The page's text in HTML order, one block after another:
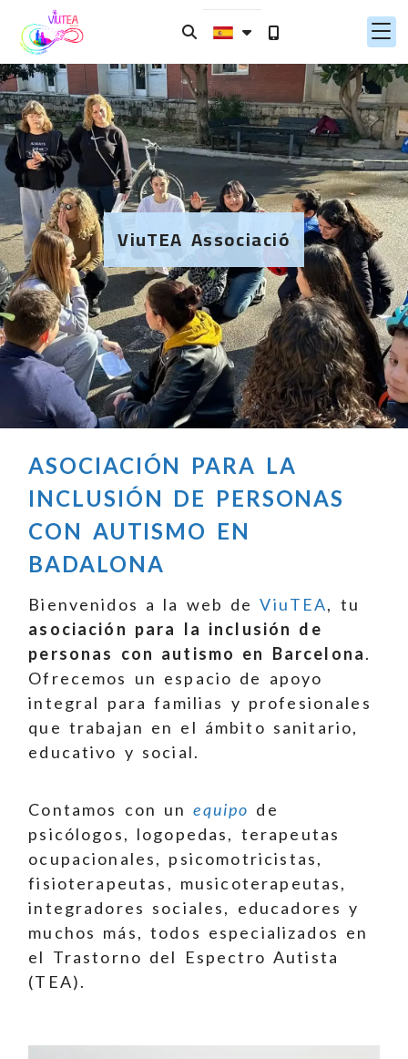
ViuTEA Associació
ASOCIACIÓN PARA LA
INCLUSIÓN DE PERSONAS
CON AUTISMO EN
BADALONA
Bienvenidos a la web deViuTEA, tu
asociación para la inclusión de
personas con autismo en Barcelona.
Ofrecemos un espacio de apoyo
integral para familias y profesionales
que trabajan en el ámbito sanitario,
educativo y social.
Contamos con unequipo de
psicólogos, logopedas, terapeutas
ocupacionales, psicomotricistas,
fisioterapeutas, musicoterapeutas,
integradores sociales, educadores y
muchos más, todos especializados en
el Trastorno del Espectro Autista
(TEA).